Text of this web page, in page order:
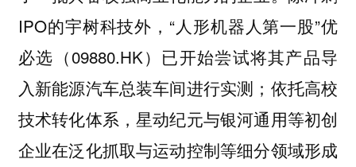
IPO的宇树科技外，“人形机器人第一股”优
必选（09880.HK）已开始尝试将其产品导
入新能源汽车总装车间进行实测；依托高校
技术转化体系，星动纪元与银河通用等初创
企业在泛化抓取与运动控制等细分领域形成